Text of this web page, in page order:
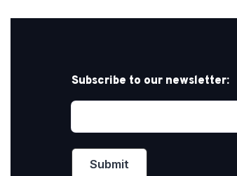
Subscribe to our newsletter: